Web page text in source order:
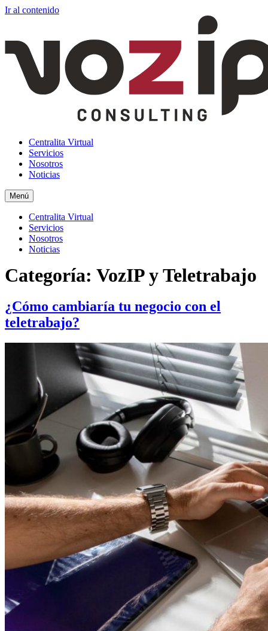
Ir al contenido
Centralita Virtual
Servicios
Nosotros
Noticias
Menú
Centralita Virtual
Servicios
Nosotros
Noticias
Categoría: VozIP y Teletrabajo
¿Cómo cambiaría tu negocio con el
teletrabajo?